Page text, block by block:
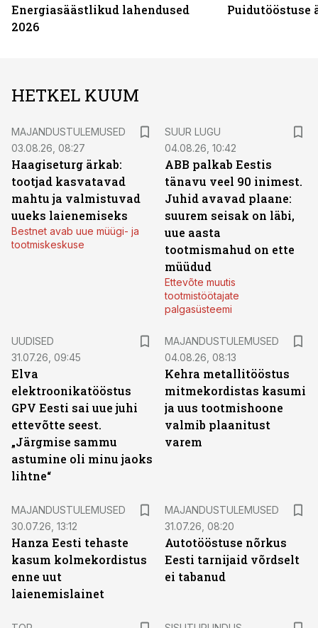
Energiasäästlikud lahendused
2026
Puidutööstuse
HETKEL KUUM
MAJANDUSTULEMUSED
03.08.26, 08:27
Haagiseturg ärkab:
tootjad kasvatavad
mahtu ja valmistuvad
uueks laienemiseks
Bestnet avab uue müügi- ja
tootmiskeskuse
SUUR LUGU
04.08.26, 10:42
ABB palkab Eestis
tänavu veel 90 inimest.
Juhid avavad plaane:
suurem seisak on läbi,
uue aasta
tootmismahud on ette
müüdud
Ettevõte muutis
tootmistöötajate
palgasüsteemi
UUDISED
31.07.26, 09:45
Elva
elektroonikatööstus
GPV Eesti sai uue juhi
ettevõtte seest.
„Järgmise sammu
astumine oli minu jaoks
lihtne“
MAJANDUSTULEMUSED
04.08.26, 08:13
Kehra metallitööstus
mitmekordistas kasumi
ja uus tootmishoone
valmib plaanitust
varem
MAJANDUSTULEMUSED
30.07.26, 13:12
Hanza Eesti tehaste
kasum kolmekordistus
enne uut
laienemislainet
MAJANDUSTULEMUSED
31.07.26, 08:20
Autotööstuse nõrkus
Eesti tarnijaid võrdselt
ei tabanud